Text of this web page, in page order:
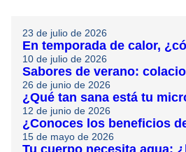
23 de julio de 2026
En temporada de calor,
10 de julio de 2026
Sabores de verano:
26 de junio de 2026
¿Qué tan sana está tu
12 de junio de 2026
¿Conoces los beneficios
15 de mayo de 2026